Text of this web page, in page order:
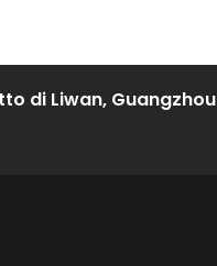
di Liwan, Guangzhou